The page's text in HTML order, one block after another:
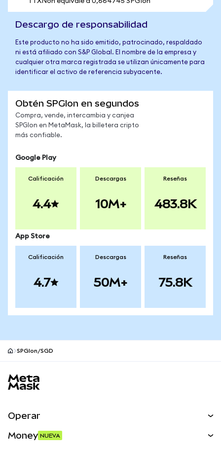
Descargo de responsabilidad
Este producto no ha sido emitido, patrocinado, respaldado
ni está afiliado con S&P Global. El nombre de la empresa y
cualquier otra marca registrada se utilizan únicamente para
identificar el activo de referencia subyacente.
Obtén SPGIon en segundos
Compra, vende, intercambia y canjea
SPGIon en MetaMask, la billetera cripto
más confiable.
Google Play
Calificación
4.4
Descargas
10M+
Reseñas
483.8K
App Store
Calificación
4.7
Descargas
50M+
Reseñas
75.8K
SPGIon/SGD
Operar
Money NUEVA